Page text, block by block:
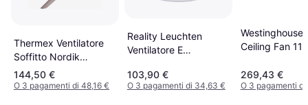
Thermex Ventilatore
Soffitto Nordik
Evolution R 120/48''
Reversibile
144,50 €
O 3 pagamenti di 48,16 €
Reality Leuchten
Ventilatore E
cm Tunable White
103,90 €
O 3 pagamenti di 34,63 €
Westinghouse
Ceiling Fan
269,43 €
O 3 pagamenti di